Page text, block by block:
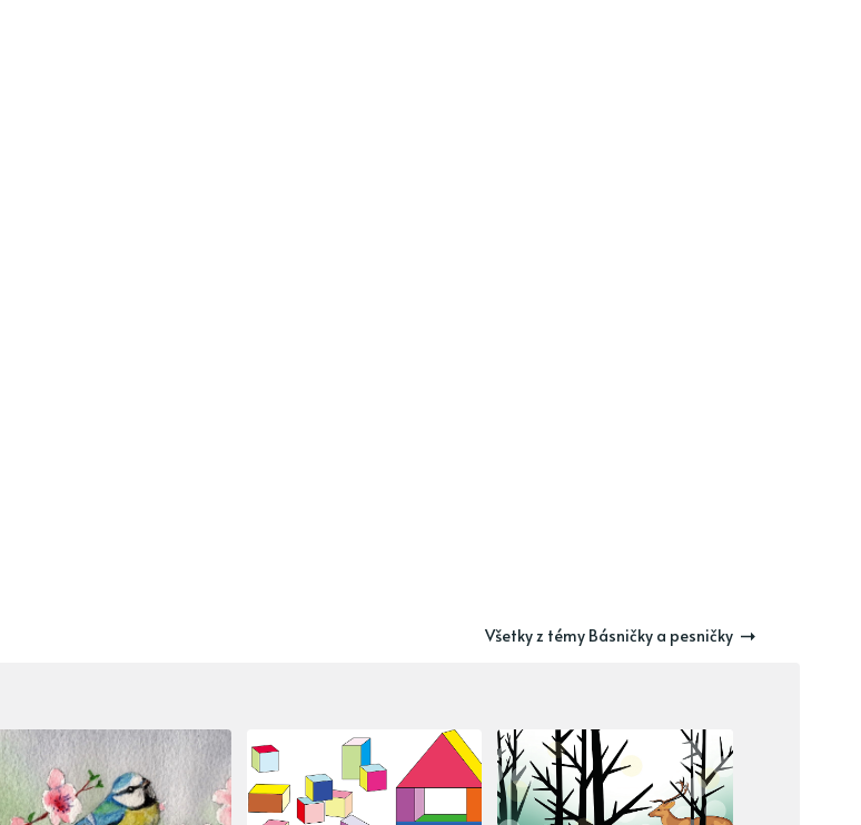
Všetky z témy Básničky a pesničky